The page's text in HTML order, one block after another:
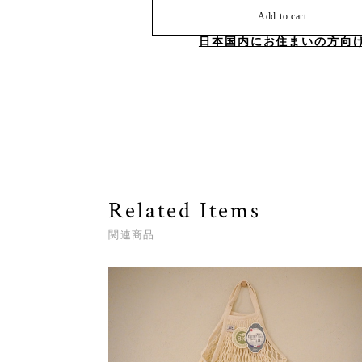
Add to cart
日本国内にお住まいの方向
Related Items
関連商品